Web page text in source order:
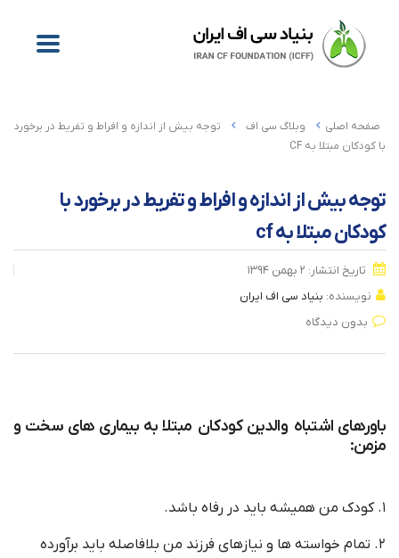
صفحه اصلی وبلاگ سی اف
توجه بیش از اندازه و افراط و تفریط در برخورد
با کودکان مبتلا به CF
توجه بیش از اندازه و افراط و تفریط در برخورد با
کودکان مبتلا به cf
تاریخ انتشار: ۲ بهمن ۱۳۹۴
نویسنده: بنیاد سی اف ایران
بدون دیدگاه
باورهای اشتباه والدین کودکان مبتلا به بیماری های سخت و
مزمن:
۱. کودک من همیشه باید در رفاه باشد.
۲. تمام خواسته ها و نیازهای فرزند من بلافاصله باید برآورده